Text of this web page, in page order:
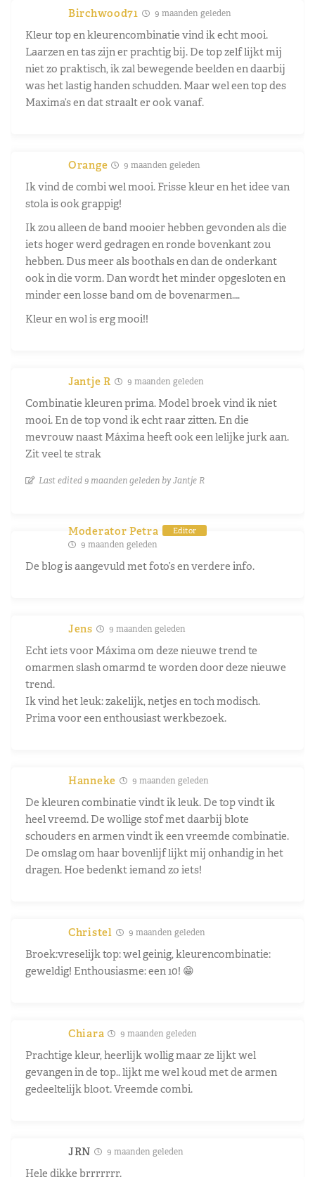
Birchwood71 9 maanden geleden
Kleur top en kleurencombinatie vind ik echt mooi.
Laarzen en tas zijn er prachtig bij. De top zelf lijkt mij
niet zo praktisch, ik zal bewegende beelden en daarbij
was het lastig handen schudden. Maar wel een top des
Maxima’s en dat straalt er ook vanaf.
Orange 9 maanden geleden
Ik vind de combi wel mooi. Frisse kleur en het idee van
stola is ook grappig!
Ik zou alleen de band mooier hebben gevonden als die
iets hoger werd gedragen en ronde bovenkant zou
hebben. Dus meer als boothals en dan de onderkant
ook in die vorm. Dan wordt het minder opgesloten en
minder een losse band om de bovenarmen….
Kleur en wol is erg mooi!!
Jantje R 9 maanden geleden
Combinatie kleuren prima. Model broek vind ik niet
mooi. En de top vond ik echt raar zitten. En die
mevrouw naast Máxima heeft ook een lelijke jurk aan.
Zit veel te strak
Last edited 9 maanden geleden by Jantje R
Moderator Petra Editor
9 maanden geleden
De blog is aangevuld met foto’s en verdere info.
Jens 9 maanden geleden
Echt iets voor Máxima om deze nieuwe trend te
omarmen slash omarmd te worden door deze nieuwe
trend.
Ik vind het leuk: zakelijk, netjes en toch modisch.
Prima voor een enthousiast werkbezoek.
Hanneke 9 maanden geleden
De kleuren combinatie vindt ik leuk. De top vindt ik
heel vreemd. De wollige stof met daarbij blote
schouders en armen vindt ik een vreemde combinatie.
De omslag om haar bovenlijf lijkt mij onhandig in het
dragen. Hoe bedenkt iemand zo iets!
Christel 9 maanden geleden
Broek:vreselijk top: wel geinig, kleurencombinatie:
geweldig! Enthousiasme: een 10! 😁
Chiara 9 maanden geleden
Prachtige kleur, heerlijk wollig maar ze lijkt wel
gevangen in de top.. lijkt me wel koud met de armen
gedeeltelijk bloot. Vreemde combi.
JRN 9 maanden geleden
Hele dikke brrrrrrr.